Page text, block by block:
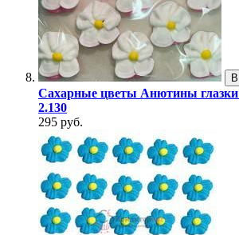
Сахарные цветы Анютины глазки
2.130
295 руб.